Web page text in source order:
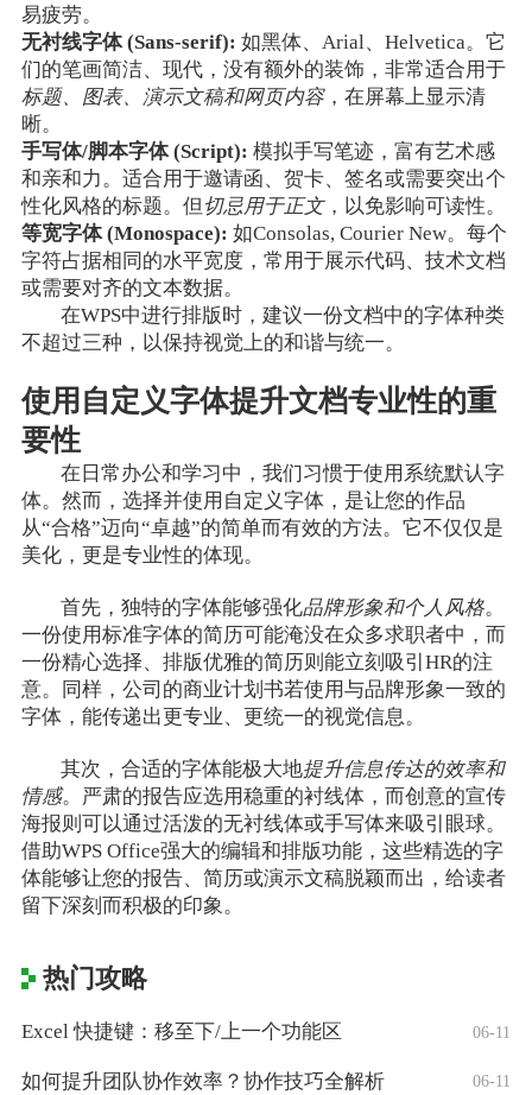
易疲劳。
无衬线字体 (Sans-serif): 如黑体、Arial、Helvetica。它
们的笔画简洁、现代，没有额外的装饰，非常适合用于
标题、图表、演示文稿和网页内容，在屏幕上显示清
晰。
手写体/脚本字体 (Script): 模拟手写笔迹，富有艺术感
和亲和力。适合用于邀请函、贺卡、签名或需要突出个
性化风格的标题。但 切忌用于正文，以免影响可读性。
等宽字体 (Monospace): 如Consolas, Courier New。每个
字符占据相同的水平宽度，常用于展示代码、技术文档
或需要对齐的文本数据。
在WPS中进行排版时，建议一份文档中的字体种类
不超过三种，以保持视觉上的和谐与统一。
使用自定义字体提升文档专业性的重
要性
在日常办公和学习中，我们习惯于使用系统默认字
体。然而，选择并使用自定义字体，是让您的作品
从“合格”迈向“卓越”的简单而有效的方法。它不仅仅是
美化，更是专业性的体现。
首先，独特的字体能够强化品牌形象和个人风格。
一份使用标准字体的简历可能淹没在众多求职者中，而
一份精心选择、排版优雅的简历则能立刻吸引HR的注
意。同样，公司的商业计划书若使用与品牌形象一致的
字体，能传递出更专业、更统一的视觉信息。
其次，合适的字体能极大地提升信息传达的效率和
情感。严肃的报告应选用稳重的衬线体，而创意的宣传
海报则可以通过活泼的无衬线体或手写体来吸引眼球。
借助WPS Office强大的编辑和排版功能，这些精选的字
体能够让您的报告、简历或演示文稿脱颖而出，给读者
留下深刻而积极的印象。
热门攻略
Excel 快捷键：移至下/上一个功能区 06-11
如何提升团队协作效率？协作技巧全解析 06-11